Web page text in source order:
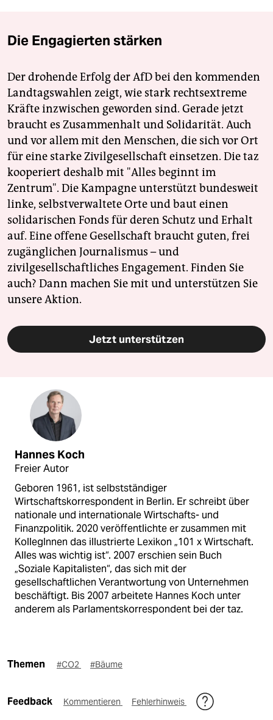
Die Engagierten stärken
Der drohende Erfolg der AfD bei den kommenden
Landtagswahlen zeigt, wie stark rechtsextreme
Kräfte inzwischen geworden sind. Gerade jetzt
braucht es Zusammenhalt und Solidarität. Auch
und vor allem mit den Menschen, die sich vor Ort
für eine starke Zivilgesellschaft einsetzen. Die taz
kooperiert deshalb mit "Alles beginnt im
Zentrum". Die Kampagne unterstützt bundesweit
linke, selbstverwaltete Orte und baut einen
solidarischen Fonds für deren Schutz und Erhalt
auf. Eine offene Gesellschaft braucht guten, frei
zugänglichen Journalismus – und
zivilgesellschaftliches Engagement. Finden Sie
auch? Dann machen Sie mit und unterstützen Sie
unsere Aktion.
Jetzt unterstützen
Hannes Koch
Freier Autor
Geboren 1961, ist selbstständiger
Wirtschaftskorrespondent in Berlin. Er schreibt über
nationale und internationale Wirtschafts- und
Finanzpolitik. 2020 veröffentlichte er zusammen mit
KollegInnen das illustrierte Lexikon „101 x Wirtschaft.
Alles was wichtig ist“. 2007 erschien sein Buch
„Soziale Kapitalisten“, das sich mit der
gesellschaftlichen Verantwortung von Unternehmen
beschäftigt. Bis 2007 arbeitete Hannes Koch unter
anderem als Parlamentskorrespondent bei der taz.
Themen #CO2 #Bäume
Feedback Kommentieren Fehlerhinweis